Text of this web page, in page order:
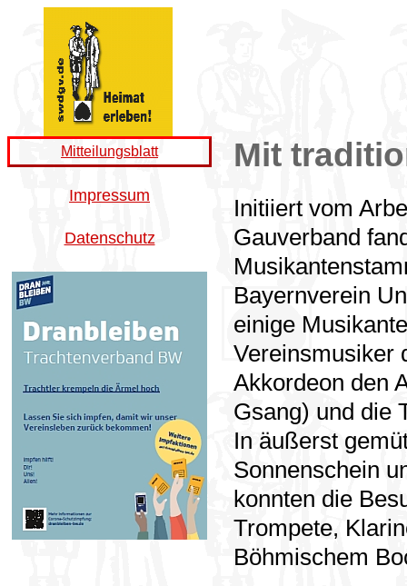
Mitteilungsblatt
Impressum
Datenschutz
Mit
Initiiert vom
Gauverband
Bayernverein
einige
Vereinsmusiker
Akkordeon den
Gsang) und die
In äußerst
Sonnenschein
konnten die
Trompete,
Böhmischem